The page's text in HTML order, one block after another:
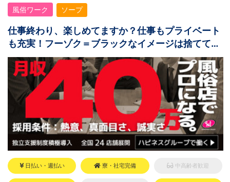
だこれからも店舗数拡大 を視野に入れて
おります！！！だから誰にでもチャンスは
あります。今の自分を変えたい！生活を変
えたい！もっと稼ぎたい！！ 熱意のある
方からのご応募をお待ちしております(^^)
風俗ワーク ソープ
仕事終わり、楽しめてますか？仕事もプライベート
も充実！フーゾク＝ブラックなイメージは捨てて
OK！
日払い・週払い 寮・社宅完備 中高齢者歓迎